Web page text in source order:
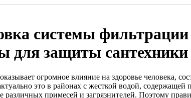
системы
для защиты
огромное влияние на здоровье человека,
это в районах с жесткой водой, содержащей
различных примесей и загрязнителей. Поэтому